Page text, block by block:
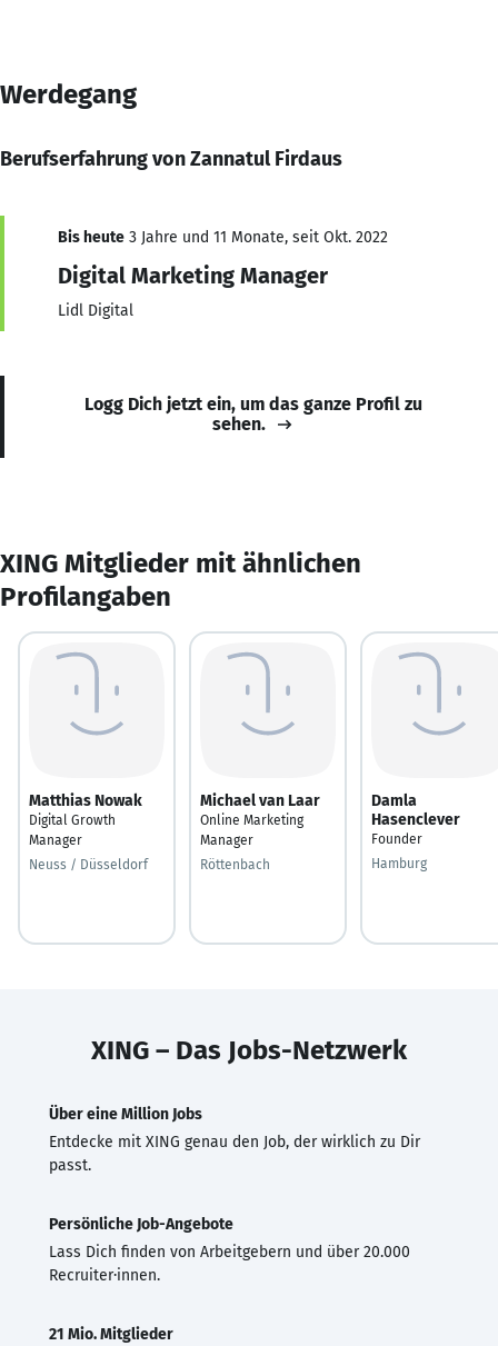
Werdegang
Berufserfahrung von Zannatul Firdaus
Bis heute 3 Jahre und 11 Monate, seit Okt. 2022
Digital Marketing Manager
Lidl Digital
Logg Dich jetzt ein, um das ganze Profil zu
sehen.
XING Mitglieder mit ähnlichen
Profilangaben
Matthias Nowak
Digital Growth
Manager
Neuss / Düsseldorf
Michael van Laar
Online Marketing
Manager
Röttenbach
Damla
Hasenclever
Founder
Hamburg
XING – Das Jobs-Netzwerk
Über eine Million Jobs
Entdecke mit XING genau den Job, der wirklich zu Dir
passt.
Persönliche Job-Angebote
Lass Dich finden von Arbeitgebern und über 20.000
Recruiter·innen.
21 Mio. Mitglieder